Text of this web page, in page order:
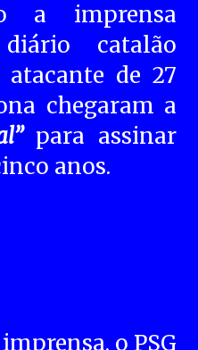
a imprensa
catalão
de 27
chegaram a
para assinar
anos.
o PSG